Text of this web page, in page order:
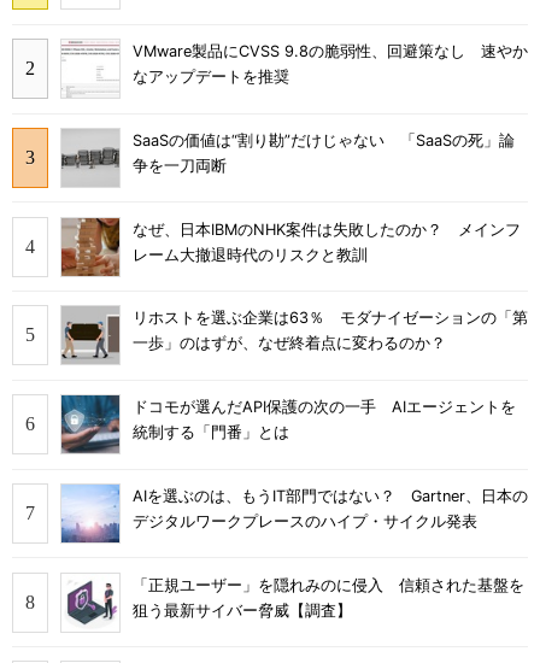
VMware製品にCVSS 9.8の脆弱性、回避策なし 速やか
なアップデートを推奨
SaaSの価値は“割り勘”だけじゃない 「SaaSの死」論
争を一刀両断
なぜ、日本IBMのNHK案件は失敗したのか？ メインフ
レーム大撤退時代のリスクと教訓
リホストを選ぶ企業は63％ モダナイゼーションの「第
一歩」のはずが、なぜ終着点に変わるのか？
ドコモが選んだAPI保護の次の一手 AIエージェントを
統制する「門番」とは
AIを選ぶのは、もうIT部門ではない？ Gartner、日本の
デジタルワークプレースのハイプ・サイクル発表
「正規ユーザー」を隠れみのに侵入 信頼された基盤を
狙う最新サイバー脅威【調査】